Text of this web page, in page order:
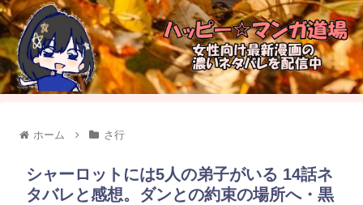
ホーム さ行
シャーロットには5人の弟子がいる 14話ネ
タバレと感想。ダンとの約束の場所へ・黒